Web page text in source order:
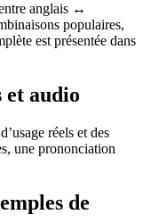
anglais ↔
populaires,
est présentée dans
et audio
réels et des
une prononciation
de